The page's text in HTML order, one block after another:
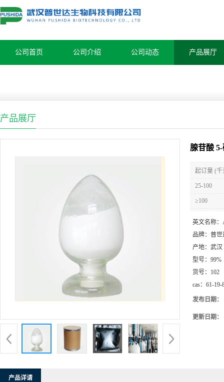
公司首页 公司介绍 公司动态 产品展厅
产品展厅
腺苷酸
起订量 (千
25-100
≥100
英文名称：
品牌： 普世
产地： 武汉
型号： 99%
货号： 102
cas： 61-19-
发布日期：
更新日期：
产品详请